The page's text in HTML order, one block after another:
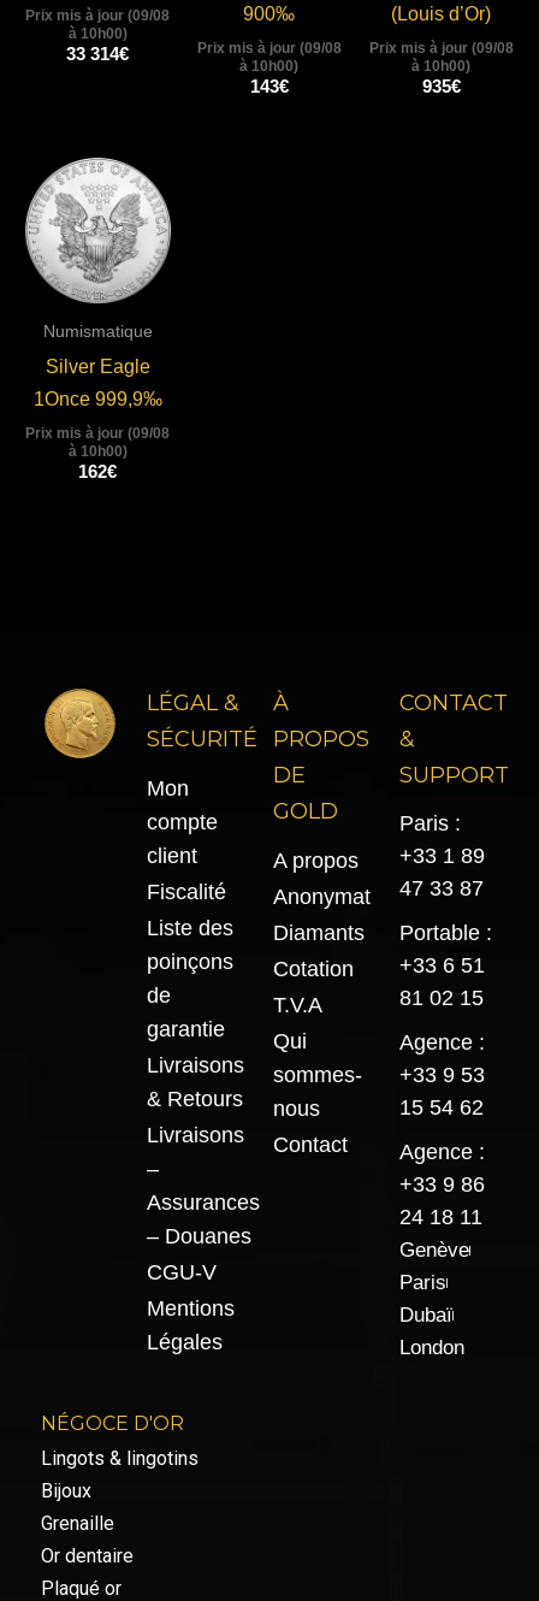
Prix mis à jour (09/08
à 10h00)
33 314€
900‰
Prix mis à jour (09/08
à 10h00)
143€
(Louis d’Or)
Prix mis à jour (09/08
à 10h00)
935€
Numismatique
Silver Eagle
1Once 999,9‰
Prix mis à jour (09/08
à 10h00)
162€
LÉGAL &
SÉCURITÉ
Mon
compte
client
Fiscalité
Liste des
poinçons
de
garantie
Livraisons
& Retours
Livraisons
–
Assurances
– Douanes
CGU-V
Mentions
Légales
À
PROPOS
DE
GOLD
A propos
Anonymat
Diamants
Cotation
T.V.A
Qui
sommes-
nous
Contact
CONTACT
&
SUPPORT
Paris :
+33 1 89
47 33 87
Portable :
+33 6 51
81 02 15
Agence :
+33 9 53
15 54 62
Agence :
+33 9 86
24 18 11
Genève
Paris
Dubaï
London
NÉGOCE D'OR
Lingots & lingotins
Bijoux
Grenaille
Or dentaire
Plaqué or